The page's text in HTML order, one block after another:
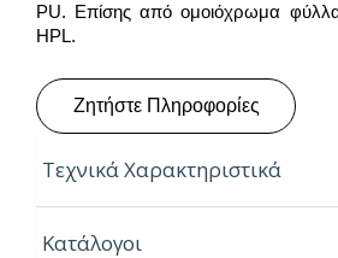
PU. Επίσης από ομοιόχρωμα
HPL.
Ζητήστε Πληροφορίες
Τεχνικά Χαρακτηριστικά
Παραγόμενο μήκος:
Κατάλογοι